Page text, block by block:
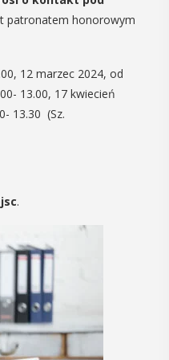
patronatem honorowym
12 marzec 2024, od
13.00, 17 kwiecień
13.30 (Sz.
.
życie”
myślenickim Zarabiu
druga edycja wydarzenia
Uratuj życie" łączące akcję
ze zlotem samochodów
Organizatorami ...